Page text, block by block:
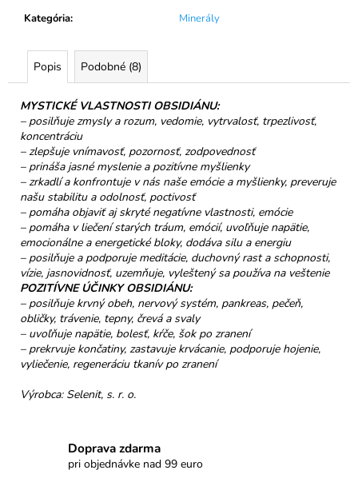
Kategória: Minerály
Popis Podobné (8)
MYSTICKÉ VLASTNOSTI OBSIDIÁNU:
– posilňuje zmysly a rozum, vedomie, vytrvalosť, trpezlivosť,
koncentráciu
– zlepšuje vnímavosť, pozornosť, zodpovednosť
– prináša jasné myslenie a pozitívne myšlienky
– zrkadlí a konfrontuje v nás naše emócie a myšlienky, preveruje
našu stabilitu a odolnosť, poctivosť
– pomáha objaviť aj skryté negatívne vlastnosti, emócie
– pomáha v liečení starých tráum, emócií, uvoľňuje napätie,
emocionálne a energetické bloky, dodáva silu a energiu
– posilňuje a podporuje meditácie, duchovný rast a schopnosti,
vízie, jasnovidnosť, uzemňuje, vyleštený sa používa na veštenie
POZITÍVNE ÚČINKY OBSIDIÁNU:
– posilňuje krvný obeh, nervový systém, pankreas, pečeň,
obličky, trávenie, tepny, črevá a svaly
– uvoľňuje napätie, bolesť, kŕče, šok po zranení
– prekrvuje končatiny, zastavuje krvácanie, podporuje hojenie,
vyliečenie, regeneráciu tkanív po zranení
Výrobca: Selenit, s. r. o.
CHATOVÁ
ZMES
BYLINNÝ
ČAJ
40G
€6,50
Doprava zdarma
pri objednávke nad 99 euro